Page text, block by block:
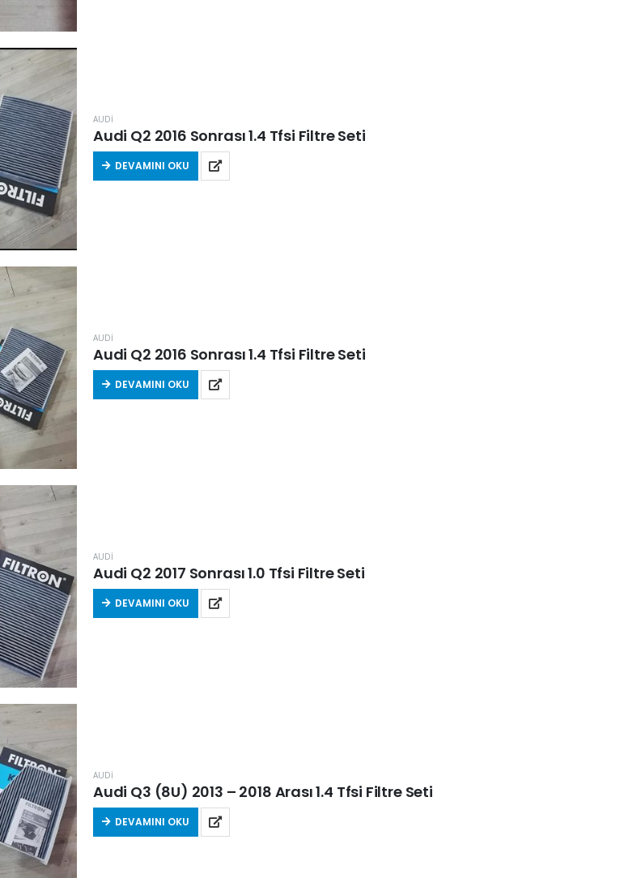
AUDİ
Audi Q2 2016 Sonrası 1.4 Tfsi Filtre Seti
DEVAMINI OKU
AUDİ
Audi Q2 2016 Sonrası 1.4 Tfsi Filtre Seti
DEVAMINI OKU
AUDİ
Audi Q2 2017 Sonrası 1.0 Tfsi Filtre Seti
DEVAMINI OKU
AUDİ
Audi Q3 (8U) 2013 – 2018 Arası 1.4 Tfsi Filtre Seti
DEVAMINI OKU